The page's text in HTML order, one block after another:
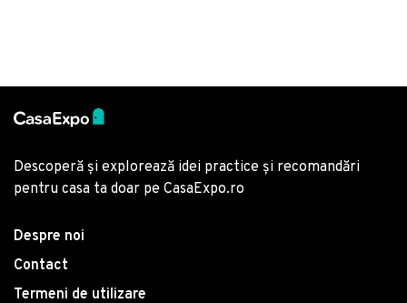
Descoperă și explorează idei practice și recomandări
pentru casa ta doar pe CasaExpo.ro
Despre noi
Contact
Termeni de utilizare